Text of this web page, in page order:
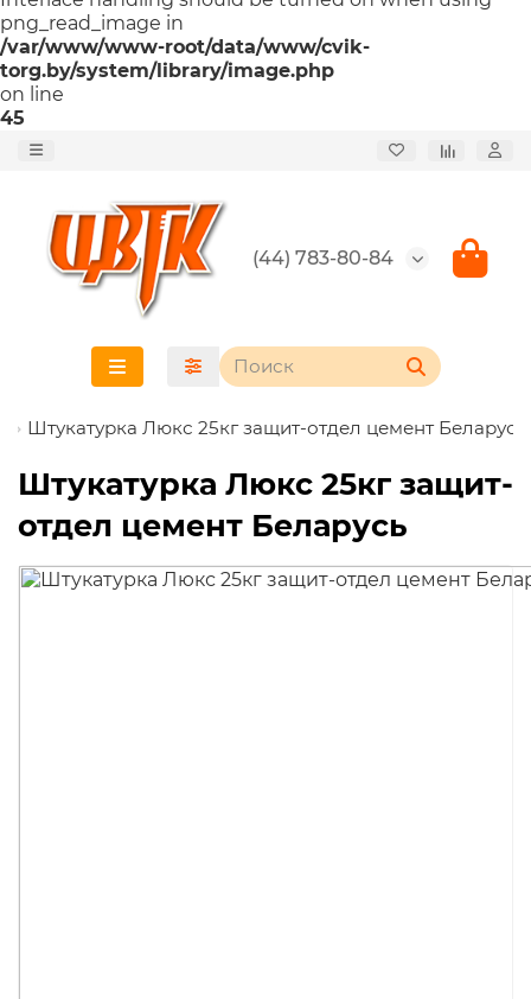
png_read_image in
/var/www/www-root/data/www/cvik-
torg.by/system/library/image.php
on line
45
(44) 783-80-84
Штукатурка Люкс 25кг защит-отдел цемент Беларусь
Штукатурка Люкс 25кг защит-
отдел цемент Беларусь